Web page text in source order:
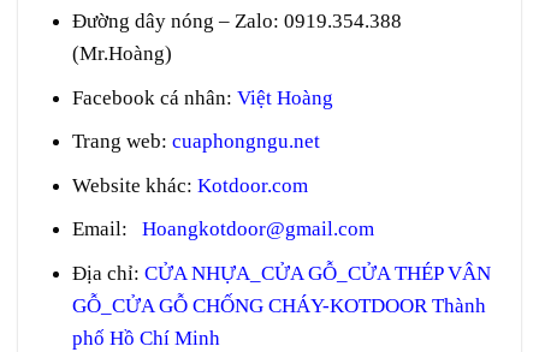
Đường dây nóng – Zalo: 0919.354.388
(Mr.Hoàng)
Facebook cá nhân: Việt Hoàng
Trang web: cuaphongngu.net
Website khác: Kotdoor.com
Email: Hoangkotdoor@gmail.com
Địa chỉ: CỬA NHỰA_CỬA GỖ_CỬA THÉP VÂN
GỖ_CỬA GỖ CHỐNG CHÁY-KOTDOOR Thành
phố Hồ Chí Minh